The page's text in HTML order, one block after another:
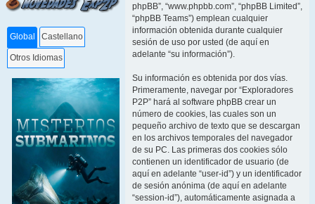
Global Castellano
Otros Idiomas
phpBB”, “www.phpbb.com”, “phpBB Limited”,
“phpBB Teams”) emplean cualquier
información obtenida durante cualquier
sesión de uso por usted (de aquí en
adelante “su información”).
Su información es obtenida por dos vías.
Primeramente, navegar por “Exploradores
P2P” hará al software phpBB crear un
número de cookies, las cuales son un
pequeño archivo de texto que se descargan
en los archivos temporales del navegador
de su PC. Las primeras dos cookies sólo
contienen un identificador de usuario (de
aquí en adelante “user-id”) y un identificador
de sesión anónima (de aquí en adelante
“session-id”), automáticamente asignada a